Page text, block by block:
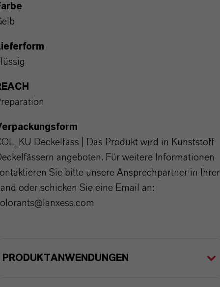
Deckelfass | Das Produkt wird in Kunststoff
angeboten. Für weitere Informationen
Sie bitte unsere Ansprechpartner in
oder schicken Sie eine Email an:
PRODUKTANWENDUNGEN